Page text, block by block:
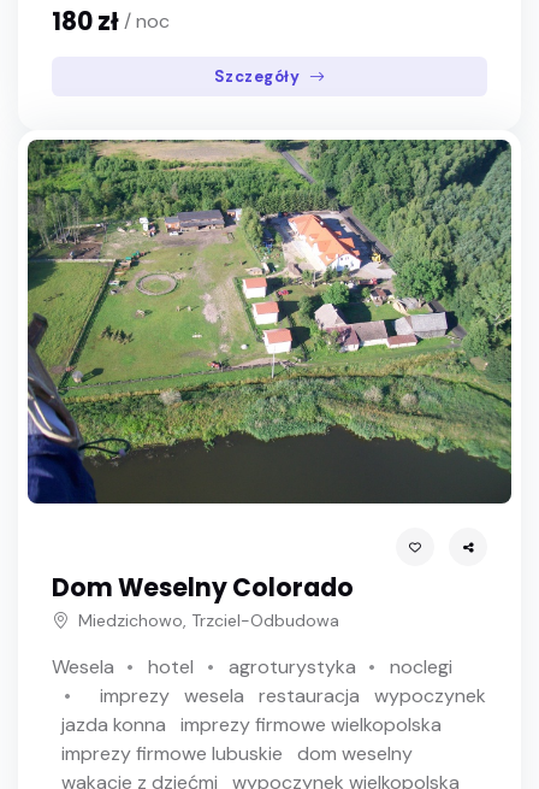
180 zł / noc
Szczegóły
Dom Weselny Colorado
Miedzichowo, Trzciel-Odbudowa
Wesela hotel agroturystyka
noclegi
imprezy wesela restauracja
wypoczynek
jazda konna
imprezy firmowe wielkopolska
imprezy firmowe lubuskie
dom weselny
wakacje z dziećmi
wypoczynek wielkopolska